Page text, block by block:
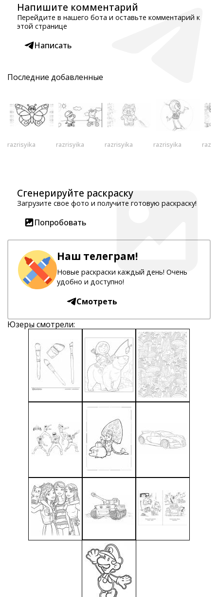
Напишите комментарий
Перейдите в нашего бота и оставьте комментарий к
этой странице
Написать
Последние добавленные
razrisyika razrisyika razrisyika razrisyika
Сгенерируйте раскраску
Загрузите свое фото и получите готовую раскраску!
Попробовать
Наш телеграм!
Новые раскраски каждый день! Очень
удобно и доступно!
Смотреть
Юзеры смотрели: